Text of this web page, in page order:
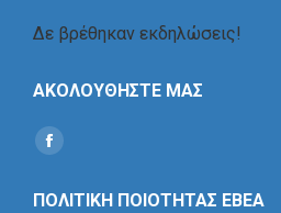
Δε βρέθηκαν εκδηλώσεις!
ΑΚΟΛΟΥΘΗΣΤΕ ΜΑΣ
Find us on:
Social
ΠΟΛΙΤΙΚΗ ΠΟΙΟΤΗΤΑΣ ΕΒΕΑ